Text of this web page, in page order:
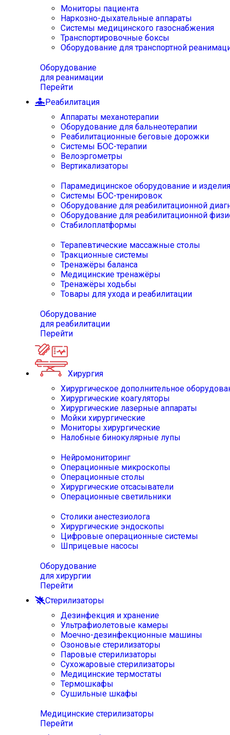
Мониторы пациента
Наркозно-дыхательные аппараты
Системы медицинского газоснабжения
Транспортировочные боксы
Оборудование для транспортной
Оборудование
для реанимации
Перейти
Реабилитация
Аппараты механотерапии
Оборудование для бальнеотерапии
Реабилитационные беговые дорожки
Системы БОС-терапии
Велоэргометры
Вертикализаторы
Парамедицинское оборудование и изделия
Системы БОС-тренировок
Оборудование для реабилитационной
Оборудование для реабилитационной
Стабилоплатформы
Терапевтические массажные столы
Тракционные системы
Тренажёры баланса
Медицинские тренажёры
Тренажёры ходьбы
Товары для ухода и реабилитации
Оборудование
для реабилитации
Перейти
Хирургия
Хирургическое дополнительное
Хирургические коагуляторы
Хирургические лазерные аппараты
Мойки хирургические
Мониторы хирургические
Налобные бинокулярные лупы
Нейромониторинг
Операционные микроскопы
Операционные столы
Хирургические отсасыватели
Операционные светильники
Столики анестезиолога
Хирургические эндоскопы
Цифровые операционные системы
Шприцевые насосы
Оборудование
для хирургии
Перейти
Стерилизаторы
Дезинфекция и хранение
Ультрафиолетовые камеры
Моечно-дезинфекционные машины
Озоновые стерилизаторы
Паровые стерилизаторы
Сухожаровые стерилизаторы
Медицинские термостаты
Термошкафы
Сушильные шкафы
Медицинские стерилизаторы
Перейти